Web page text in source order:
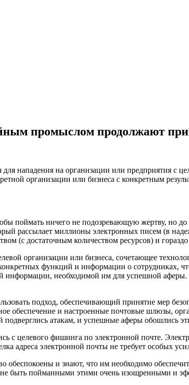
промыслом продолжают
нападения на организации или предприятия с
организации или бизнеса с конкретным
поймать ничего не подозревающую жертву, но
рассылает миллионы электронных писем (в
(с достаточным количеством ресурсов) и
организации или бизнеса, сочетающее
функций и информации о сотрудниках,
информации, необходимой им для успешной аферы.
подход, обеспечивающий принятие мер
обеспечение и настроенные почтовые шлюзы,
подверглись атакам, и успешные аферы обошлись
с целевого фишинга по электронной почте.
адреса электронной почты не требует особых
и знают, что им необходимо
быть пойманными этими очень изощренными и